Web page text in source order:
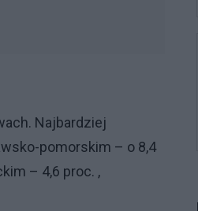
Najbardziej
pomorskim – o 8,4
– 4,6 proc. ,